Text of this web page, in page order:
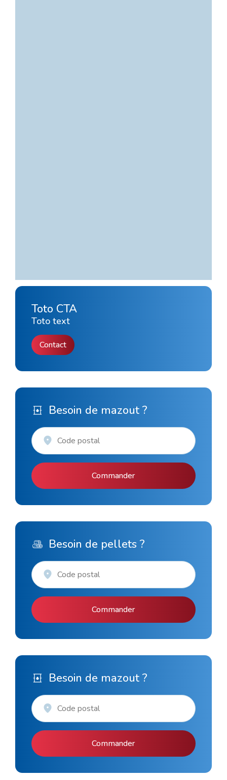
Toto CTA
Toto text
Contact
Besoin de mazout ?
Commander
Besoin de pellets ?
Commander
Besoin de mazout ?
Commander